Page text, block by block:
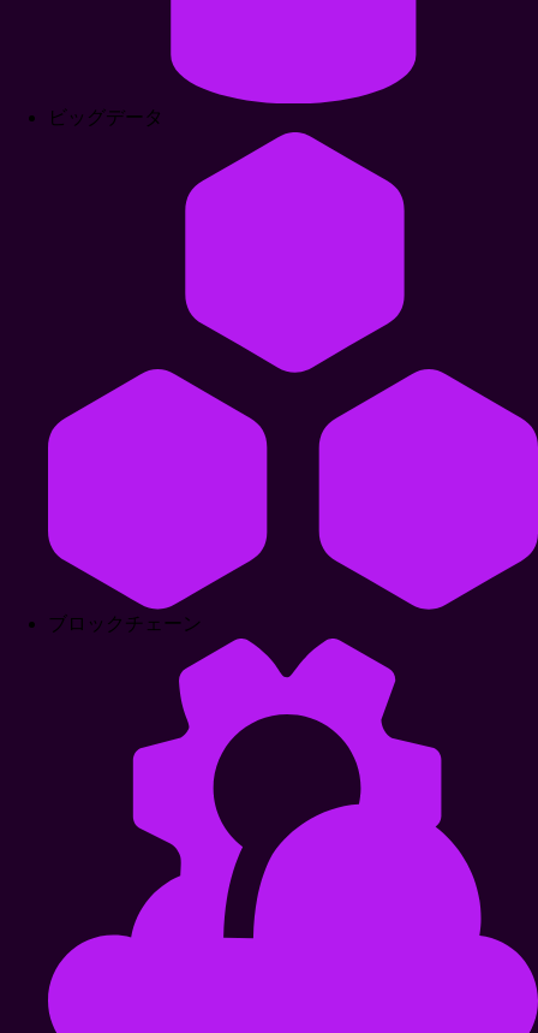
ビッグデータ
ブロックチェーン